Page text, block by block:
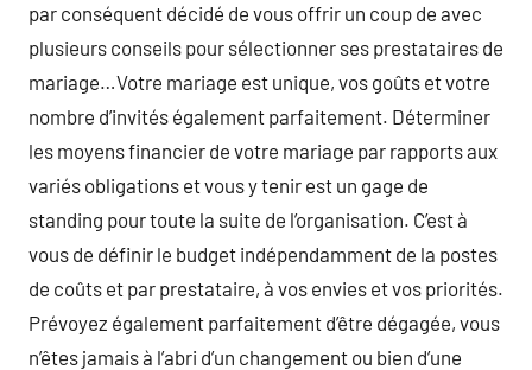
par conséquent décidé de vous offrir un coup de avec
plusieurs conseils pour sélectionner ses prestataires de
mariage…Votre mariage est unique, vos goûts et votre
nombre d’invités également parfaitement. Déterminer
les moyens financier de votre mariage par rapports aux
variés obligations et vous y tenir est un gage de
standing pour toute la suite de l’organisation. C’est à
vous de définir le budget indépendamment de la postes
de coûts et par prestataire, à vos envies et vos priorités.
Prévoyez également parfaitement d’être dégagée, vous
n’êtes jamais à l’abri d’un changement ou bien d’une